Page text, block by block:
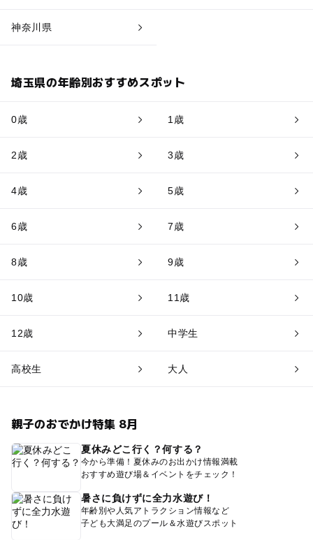
神奈川県
埼玉県の年齢別おすすめスポット
0歳 1歳
2歳 3歳
4歳 5歳
6歳 7歳
8歳 9歳
10歳 11歳
12歳 中学生
高校生 大人
親子のおでかけ特集 8月
夏休みどこ行く？何する？
今から準備！夏休みのお出かけ情報満載
おすすめ遊び場＆イベントをチェック！
暑さに負けずに全力水遊び！
年齢別や人気アトラクション情報など
子ども大満足のプール＆水遊びスポット